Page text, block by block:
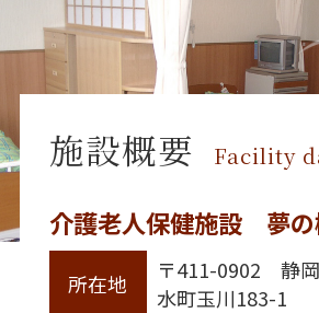
施設概要 Facility
介護老人保健施設 夢の
所在地
〒411-0902 静
水町玉川183-1